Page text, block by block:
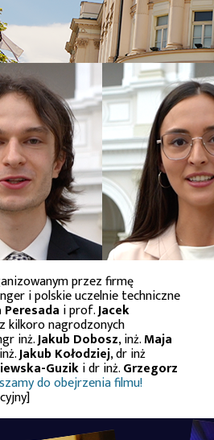
przez firmę
i polskie uczelnie techniczne
i prof.Jacek
kilkoro nagrodzonych
inż.Jakub Dobosz, inż.Maja
Jakub Kołodziej, dr inż
Guziki dr inż.Grzegorz
do obejrzenia filmu!